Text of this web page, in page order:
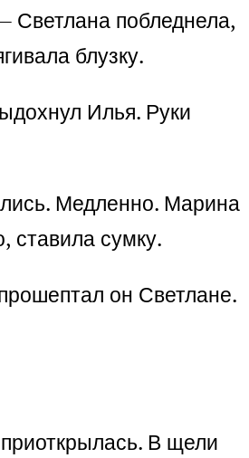
Светлана побледнела,
блузку.
Илья. Руки
Медленно. Марина
ставила сумку.
он Светлане.
В щели